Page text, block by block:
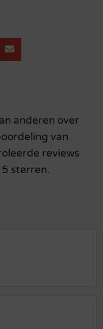
anderen over
van
reviews
sterren.